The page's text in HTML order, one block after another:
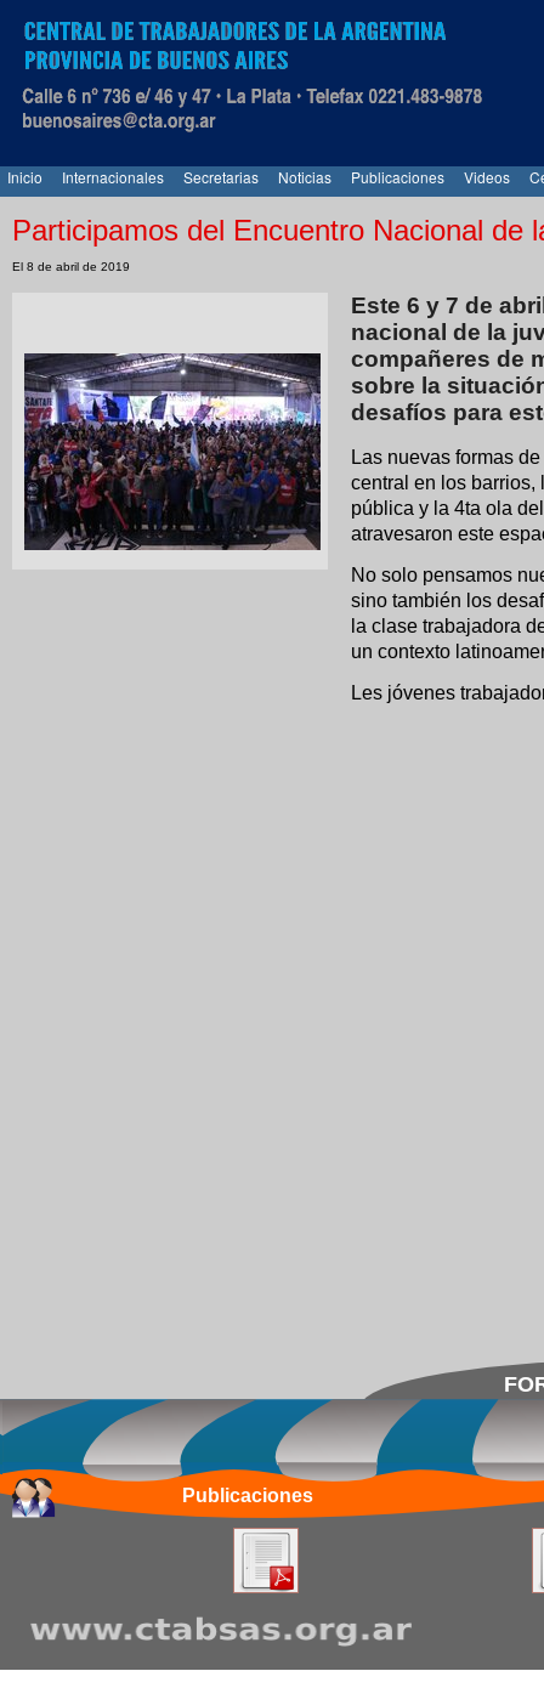
Inicio Internacionales Secretarias Noticias Publicaciones Videos
Participamos del Encuentro Nacional de
El 8 de abril de 2019
Este 6 y 7 de
nacional de la
compañeres de
sobre la
desafíos para
Las nuevas formas
central en los
pública y la 4ta ola
atravesaron este
No solo pensamos
sino también los
la clase trabajadora
un contexto
Les jóvenes
Publicaciones